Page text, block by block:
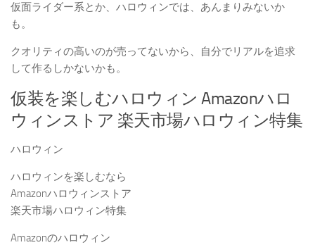
仮面ライダー系とか、ハロウィンでは、あんまりみないか
も。
クオリティの高いのが売ってないから、自分でリアルを追求
して作るしかないかも。
仮装を楽しむハロウィン Amazonハロ
ウィンストア 楽天市場ハロウィン特集
ハロウィン
ハロウィンを楽しむなら
Amazonハロウィンストア
楽天市場ハロウィン特集
Amazonのハロウィン